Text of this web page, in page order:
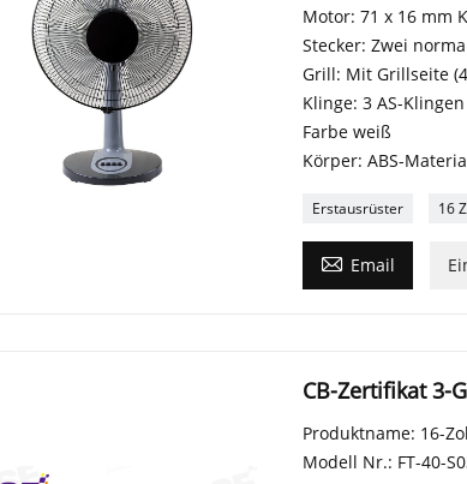
Motor: 71 x 16 mm
Stecker: Zwei
Grill: Mit Grillseite
Klinge: 3 AS-Klingen
Farbe weiß
Körper: ABS-
Erstausrüster 16
 Email
CB-Zertifikat 3-
Produktname: 16-
Modell Nr.: FT-40-